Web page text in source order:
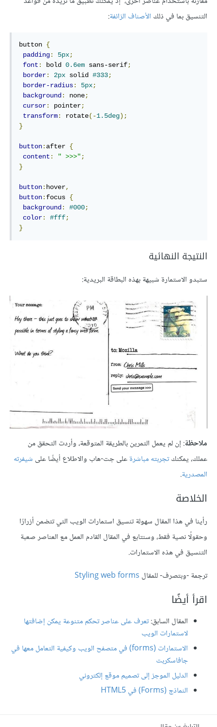
التنسيق بما في ذلك اﻷصناف الزائفة:
button {
padding: 5px;
font : bold 0.6em sans-serif;
border: 2px solid #333;
border-radius: 5px;
background : none;
cursor: pointer;
transform: rotate(-1.5deg);
}
button: after {
content : " >>>" ;
}
button: hover,
button: focus {
background : #000;
color: #fff;
}
النتيجة النهائية
ستبدو الاستمارة شبيهة بهذه البطاقة البريدية:
ملاحظة: إن لم يعمل التمرين بالطريقة المتوقعة، وأردت التحقق من
عملك، يمكنكتجربته مباشرةعلى جت-هاب والاطلاع أيضًا على شيفرته
المصدرية.
الخلاصة
رأينا في هذا المقال سهولة تنسيق استمارات الويب التي تتضمن أزرارًا
وحقولًا نصية فقط، وسنتابع في المقال القادم العمل مع العناصر صعبة
التنسيق في هذه الاستمارات.
ترجمة -وبتصرف- للمقال Styling web forms
اقرأ أيضًا
المقال السابق:تعرف على عناصر تحكم متنوعة يمكن إضافتها
لاستمارات الويب
الاستمارات (forms) في متصفح الويب وكيفية التعامل معها في
جافاسكربت
الدليل الموجز إلى تصميم موقع إلكتروني
النماذج (Forms) في HTML5